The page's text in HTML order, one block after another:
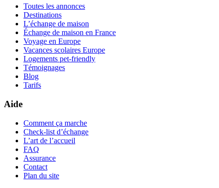
Toutes les annonces
Destinations
L’échange de maison
Échange de maison en France
Voyage en Europe
Vacances scolaires Europe
Logements pet-friendly
Témoignages
Blog
Tarifs
Aide
Comment ça marche
Check-list d’échange
L’art de l’accueil
FAQ
Assurance
Contact
Plan du site